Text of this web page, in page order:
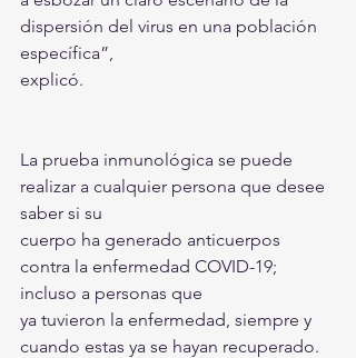
dispersión del virus en una población
específica”,
explicó.
La prueba inmunológica se puede
realizar a cualquier persona que desee
saber si su
cuerpo ha generado anticuerpos
contra la enfermedad COVID-19;
incluso a personas que
ya tuvieron la enfermedad, siempre y
cuando estas ya se hayan recuperado.